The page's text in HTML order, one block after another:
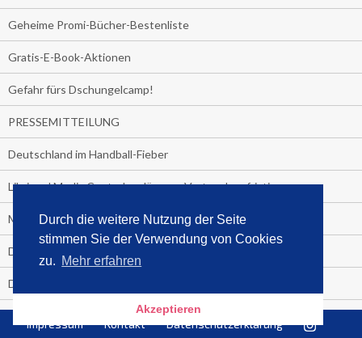
Durch die weitere Nutzung der Seite
stimmen Sie der Verwendung von Cookies
zu. Mehr erfahren
Akzeptieren
Geheime Promi-Bücher-Bestenliste
Gratis-E-Book-Aktionen
Gefahr fürs Dschungelcamp!
PRESSEMITTEILUNG
Deutschland im Handball-Fieber
Libri und Media Control verlängern Vertrag langfristig
Medienquiz:
Deutschlands Jahrescharts 2018
Die TV-Quotenkönige 2018
KNV und Media Control verlängern vorzeitig Zusammenarbeit
Impressum Kontakt Datenschutzerklärung